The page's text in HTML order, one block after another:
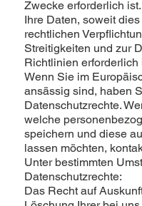
Zwecke erforderlich
Ihre Daten, soweit
rechtlichen
Streitigkeiten und zur
Richtlinien erforderlich
Wenn Sie im
ansässig sind, haben
Datenschutzrechte.
welche
speichern und diese
lassen möchten,
Unter bestimmten
Datenschutzrechte:
Das Recht auf